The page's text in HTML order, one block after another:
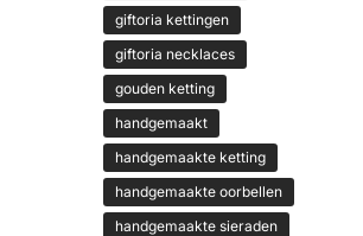
giftoria kettingen
giftoria necklaces
gouden ketting
handgemaakt
handgemaakte ketting
handgemaakte oorbellen
handgemaakte sieraden